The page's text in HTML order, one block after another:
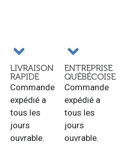
LIVRAISON
RAPIDE
Commande
expédié a
tous les
jours
ouvrable.
ENTREPRISE
QUÉBÉCOISE
Commande
expédié a
tous les
jours
ouvrable.